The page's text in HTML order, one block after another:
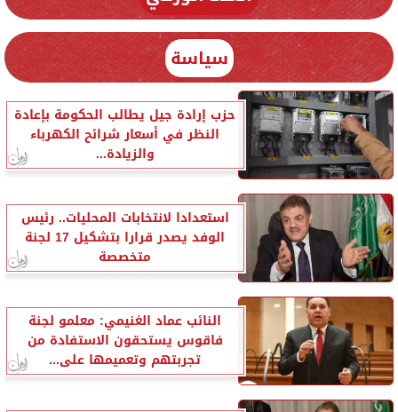
سياسة
حزب إرادة جيل يطالب الحكومة بإعادة
النظر في أسعار شرائح الكهرباء
والزيادة...
استعدادا لانتخابات المحليات.. رئيس
الوفد يصدر قرارا بتشكيل 17 لجنة
متخصصة
النائب عماد الغنيمي: معلمو لجنة
فاقوس يستحقون الاستفادة من
تجربتهم وتعميمها على...